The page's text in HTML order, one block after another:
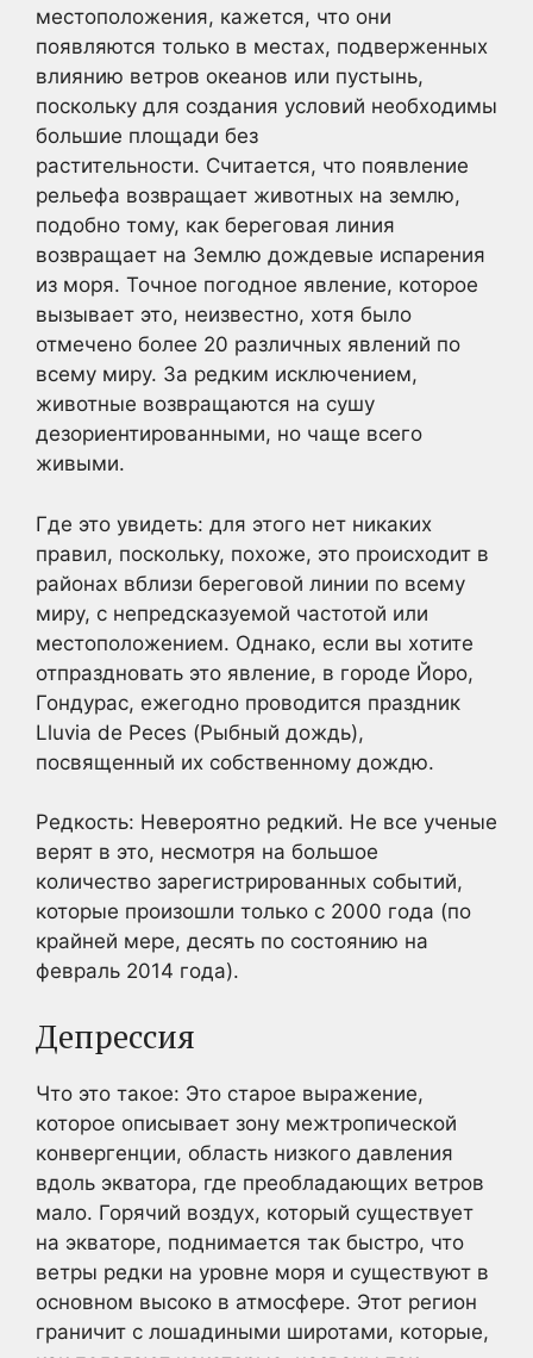
местоположения, кажется, что они
появляются только в местах, подверженных
влиянию ветров океанов или пустынь,
поскольку для создания условий необходимы
большие площади без
растительности. Считается, что появление
рельефа возвращает животных на землю,
подобно тому, как береговая линия
возвращает на Землю дождевые испарения
из моря. Точное погодное явление, которое
вызывает это, неизвестно, хотя было
отмечено более 20 различных явлений по
всему миру. За редким исключением,
животные возвращаются на сушу
дезориентированными, но чаще всего
живыми.
Где это увидеть: для этого нет никаких
правил, поскольку, похоже, это происходит в
районах вблизи береговой линии по всему
миру, с непредсказуемой частотой или
местоположением. Однако, если вы хотите
отпраздновать это явление, в городе Йоро,
Гондурас, ежегодно проводится праздник
Lluvia de Peces (Рыбный дождь),
посвященный их собственному дождю.
Редкость: Невероятно редкий. Не все ученые
верят в это, несмотря на большое
количество зарегистрированных событий,
которые произошли только с 2000 года (по
крайней мере, десять по состоянию на
февраль 2014 года).
Депрессия
Что это такое: Это старое выражение,
которое описывает зону межтропической
конвергенции, область низкого давления
вдоль экватора, где преобладающих ветров
мало. Горячий воздух, который существует
на экваторе, поднимается так быстро, что
ветры редки на уровне моря и существуют в
основном высоко в атмосфере. Этот регион
граничит с лошадиными широтами, которые,